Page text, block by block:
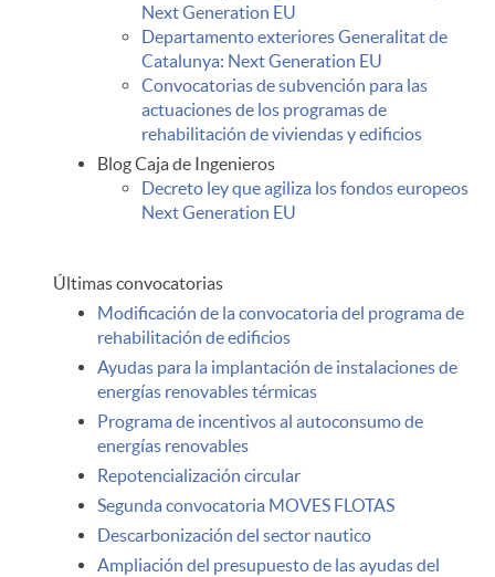
Next Generation EU
Departamento exteriores Generalitat de
Catalunya: Next Generation EU
Convocatorias de subvención para las
actuaciones de los programas de
rehabilitación de viviendas y edificios
Blog Caja de Ingenieros
Decreto ley que agiliza los fondos europeos
Next Generation EU
Últimas convocatorias
Modificación de la convocatoria del programa de
rehabilitación de edificios
Ayudas para la implantación de instalaciones de
energías renovables térmicas
Programa de incentivos al autoconsumo de
energías renovables
Repotencialización circular
Segunda convocatoria MOVES FLOTAS
Descarbonización del sector nautico
Ampliación del presupuesto de las ayudas del